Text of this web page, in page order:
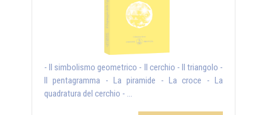
- Il simbolismo geometrico - Il cerchio - Il triangolo -
Il pentagramma - La piramide - La croce - La
quadratura del cerchio - ...